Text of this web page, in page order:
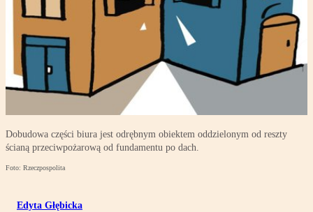
Dobudowa części biura jest odrębnym obiektem oddzielonym od reszty
ścianą przeciwpożarową od fundamentu po dach.
Foto: Rzeczpospolita
Edyta Głębicka